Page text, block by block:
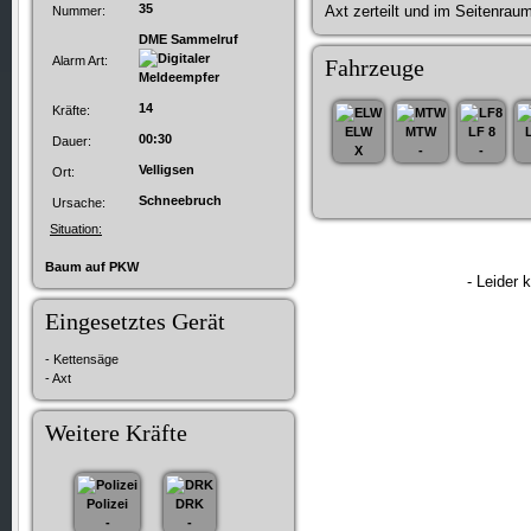
Nummer: 35
Alarm Art:
DME Sammelruf
Kräfte: 14
Dauer: 00:30
Ort: Velligsen
Ursache:
Schneebruch
Situation:
Baum auf PKW
Eingesetztes Gerät
- Kettensäge
- Axt
Weitere Kräfte
Polizei
-
DRK
-
Axt zerteilt und im
Fahrzeuge
ELW
X
MTW
-
LF 8
-
- Leider